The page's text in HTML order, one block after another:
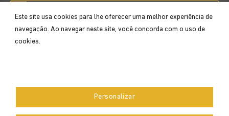
Este site usa cookies para lhe oferecer uma melhor experiência de
navegação. Ao navegar neste site, você concorda com o uso de
cookies.
Personalizar